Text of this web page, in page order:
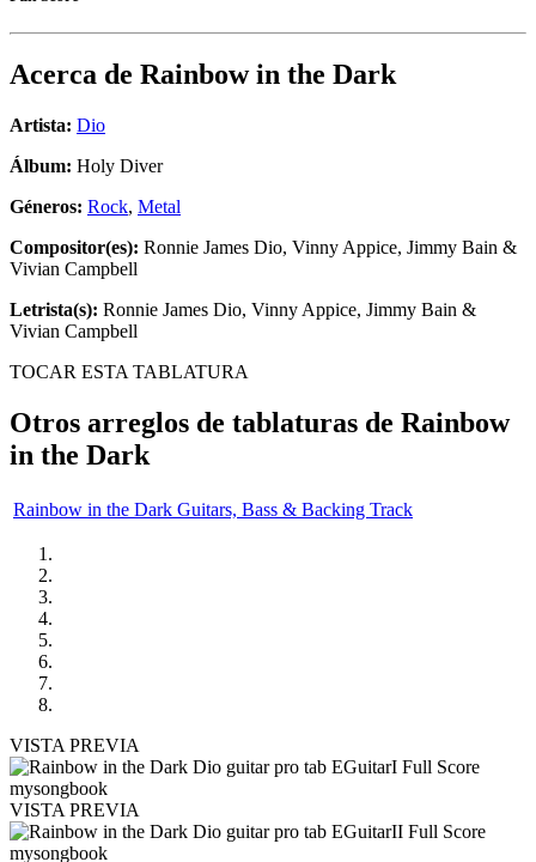
Acerca de Rainbow in the Dark
Artista: Dio
Álbum: Holy Diver
Géneros: Rock, Metal
Compositor(es): Ronnie James Dio, Vinny Appice, Jimmy Bain &
Vivian Campbell
Letrista(s): Ronnie James Dio, Vinny Appice, Jimmy Bain &
Vivian Campbell
TOCAR ESTA TABLATURA
Otros arreglos de tablaturas de Rainbow
in the Dark
Rainbow in the Dark Guitars, Bass & Backing Track
VISTA PREVIA
VISTA PREVIA